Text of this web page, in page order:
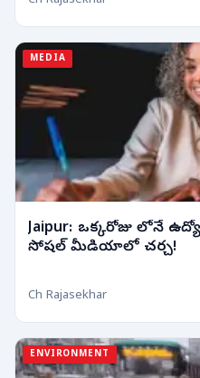
MEDIA
Jaipur: ఒక్కరోజు లోనే
సోషల్ మీడియాలో చర్చ!
Ch Rajasekhar
ENVIRONMENT